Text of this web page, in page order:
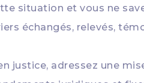
situation et vous ne
échangés, relevés,
justice, adressez une